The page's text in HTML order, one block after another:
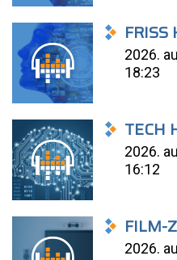
FRISS
2026.
18:23
TECH
2026.
16:12
FILM-
2026.